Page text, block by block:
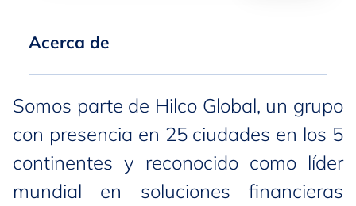
Acerca de
Somos parte de Hilco Global, un grupo
con presencia en 25 ciudades en los 5
continentes y reconocido como líder
mundial en soluciones financieras